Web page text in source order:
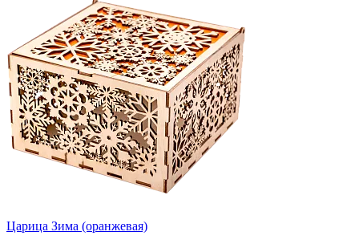
Царица Зима (оранжевая)